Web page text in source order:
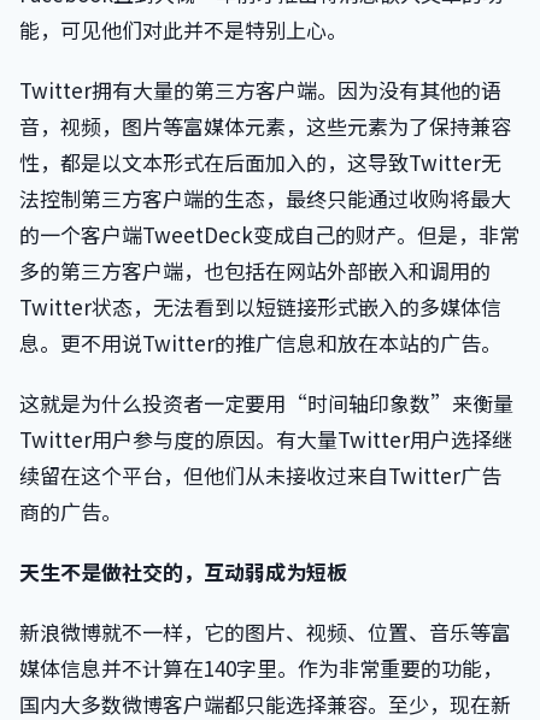
能，可见他们对此并不是特别上心。
Twitter拥有大量的第三方客户端。因为没有其他的语
音，视频，图片等富媒体元素，这些元素为了保持兼容
性，都是以文本形式在后面加入的，这导致Twitter无
法控制第三方客户端的生态，最终只能通过收购将最大
的一个客户端TweetDeck变成自己的财产。但是，非常
多的第三方客户端，也包括在网站外部嵌入和调用的
Twitter状态，无法看到以短链接形式嵌入的多媒体信
息。更不用说Twitter的推广信息和放在本站的广告。
这就是为什么投资者一定要用“时间轴印象数”来衡量
Twitter用户参与度的原因。有大量Twitter用户选择继
续留在这个平台，但他们从未接收过来自Twitter广告
商的广告。
天生不是做社交的，互动弱成为短板
新浪微博就不一样，它的图片、视频、位置、音乐等富
媒体信息并不计算在140字里。作为非常重要的功能，
国内大多数微博客户端都只能选择兼容。至少，现在新